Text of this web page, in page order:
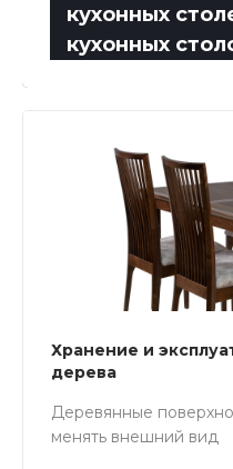
кухонных
кухонных
Хранение и
дерева
Деревянные
менять внешний вид